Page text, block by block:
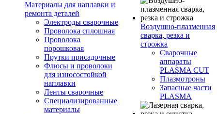
Материалы для наплавки и
ремонта деталей
Электроды сварочные
Проволока сплошная
Проволока
порошковая
Прутки присадочные
Флюсы и проволоки
для износостойкой
наплавки
Ленты сварочные
Специализированные
материалы
Воздушно-плазменная
сварка, резка и
строжка
Сварочные
аппараты
PLASMA CUT
Плазмотроны
Запасные части
PLASMA